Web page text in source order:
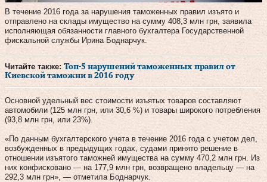
В течение 2016 года за нарушения таможенных правил изъято и
отправлено на склады имущество на сумму 408,3 млн грн, заявила
исполняющая обязанности главного бухгалтера Государственной
фискальной службы Ирина Боднарчук.
Читайте также: Топ-5 нарушений таможенных правил от
Киевской таможни в 2016 году
Основной удельный вес стоимости изъятых товаров составляют
автомобили (125 млн грн, или 30,6 %) и товары широкого потребления
(93,8 млн грн, или 23%).
«По данным бухгалтерского учета в течение 2016 года с учетом дел,
возбужденных в предыдущих годах, судами принято решение в
отношении изъятого таможней имущества на сумму 470,2 млн грн. Из
них конфисковано — на 177,9 млн грн, возвращено владельцу — на
292,3 млн грн», — отметила Боднарчук.